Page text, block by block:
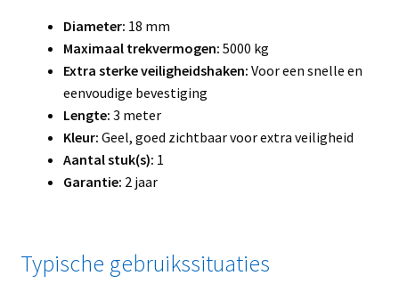
Diameter: 18 mm
Maximaal trekvermogen: 5000 kg
Extra sterke veiligheidshaken: Voor een snelle en
eenvoudige bevestiging
Lengte: 3 meter
Kleur: Geel, goed zichtbaar voor extra veiligheid
Aantal stuk(s): 1
Garantie: 2 jaar
Typische gebruikssituaties